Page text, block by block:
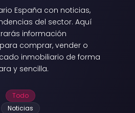
España con noticias,
del sector. Aquí
información
comprar, vender o
inmobiliario de forma
y sencilla.
Todo
Noticias